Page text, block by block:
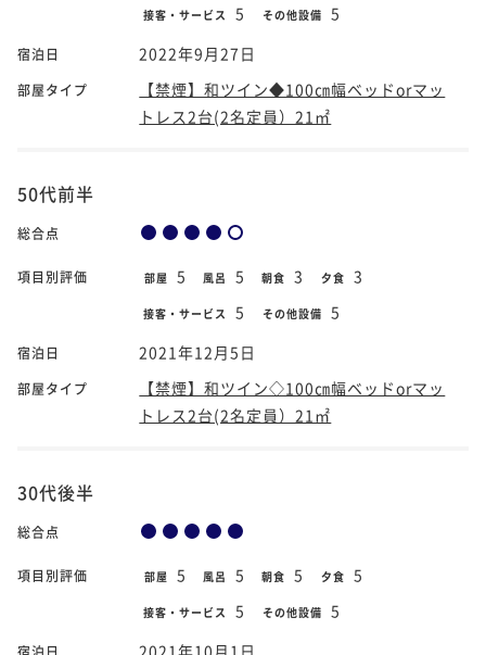
接客・サービス 5 その他設備 5
宿泊日 2022年9月27日
部屋タイプ
【禁煙】和ツイン◆100㎝幅ベッドorマッ
トレス2台(2名定員）21㎡
50代前半
総合点
項目別評価 部屋 5 風呂 5 朝食 3 夕食 3
接客・サービス 5 その他設備 5
宿泊日 2021年12月5日
部屋タイプ
【禁煙】和ツイン◇100㎝幅ベッドorマッ
トレス2台(2名定員）21㎡
30代後半
総合点
項目別評価 部屋 5 風呂 5 朝食 5 夕食 5
接客・サービス 5 その他設備 5
宿泊日 2021年10月1日